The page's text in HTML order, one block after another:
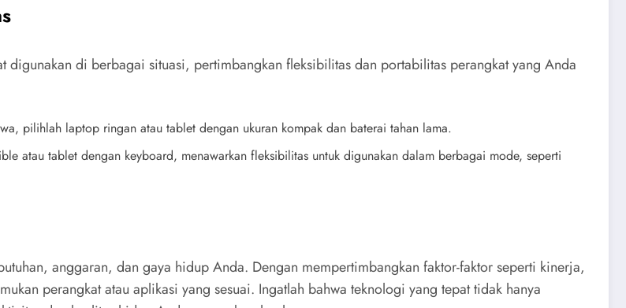
digunakan di berbagai situasi, pertimbangkan fleksibilitas dan portabilitas perangkat yang Anda
pilihlah laptop ringan atau tablet dengan ukuran kompak dan baterai tahan lama.
atau tablet dengan keyboard, menawarkan fleksibilitas untuk digunakan dalam berbagai mode, seperti
anggaran, dan gaya hidup Anda. Dengan mempertimbangkan faktor-faktor seperti kinerja,
perangkat atau aplikasi yang sesuai. Ingatlah bahwa teknologi yang tepat tidak hanya